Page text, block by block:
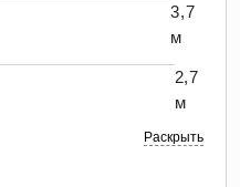
3,7
м
2,7
м
Раскрыть